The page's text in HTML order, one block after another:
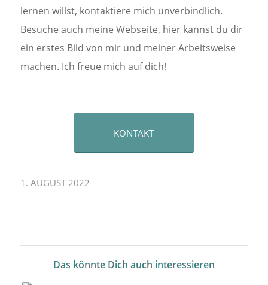
lernen willst, kontaktiere mich unverbindlich.
Besuche auch meine Webseite, hier kannst du dir
ein erstes Bild von mir und meiner Arbeitsweise
machen. Ich freue mich auf dich!
KONTAKT
1. AUGUST 2022
Das könnte Dich auch interessieren